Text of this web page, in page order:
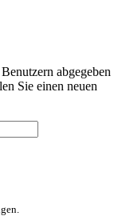
abgegeben
Sie einen neuen